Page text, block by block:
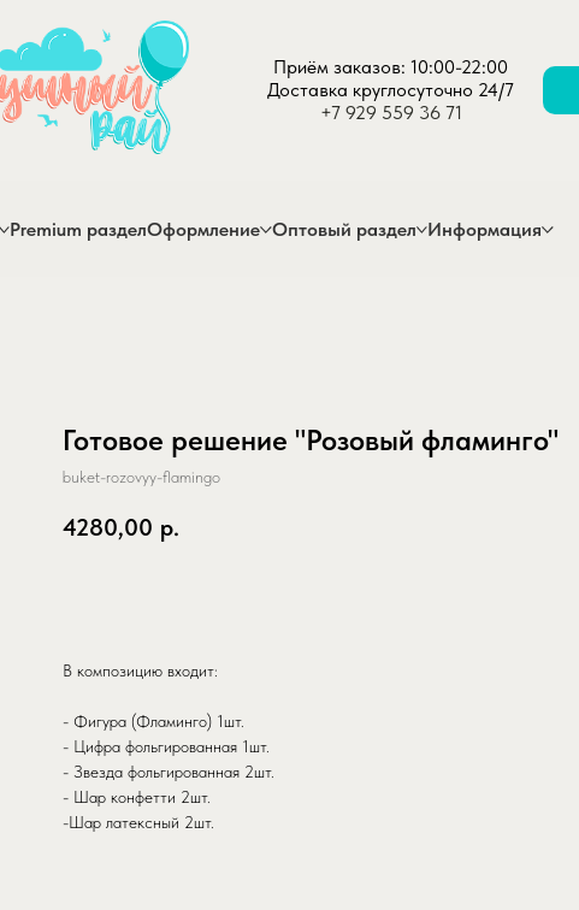
Приём заказов: 10:00-22:00
Доставка круглосуточно 24/7
+7 929 559 36 71
Premium разделОформление Оптовый раздел Информация
Готовое решение "Розовый фламинго"
buket-rozovyy-flamingo
4280,00 р.
В композицию входит:
- Фигура (Фламинго) 1шт.
- Цифра фольгированная 1шт.
- Звезда фольгированная 2шт.
- Шар конфетти 2шт.
-Шар латексный 2шт.